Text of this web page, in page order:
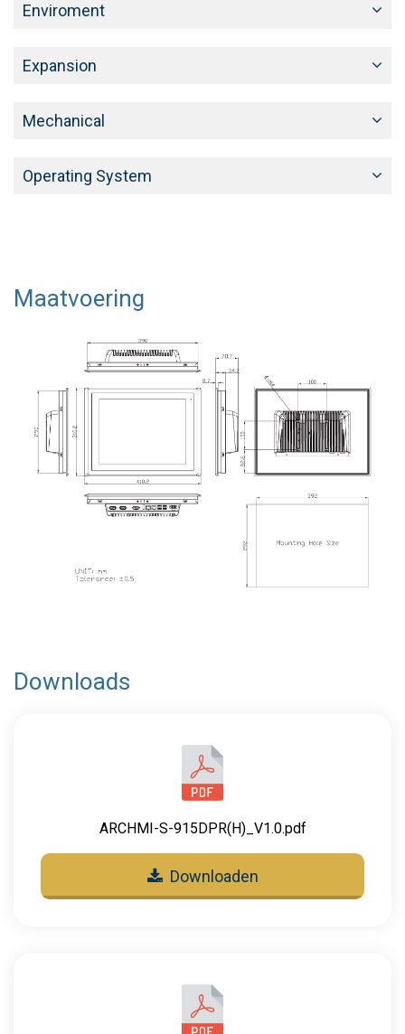
Enviroment
Expansion
Mechanical
Operating System
Maatvoering
Downloads
ARCHMI-S-915DPR(H)_V1.0.pdf
Downloaden